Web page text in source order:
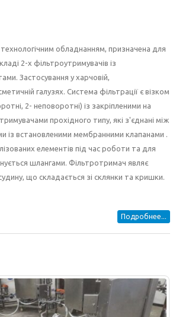
технологічним обладнанням, призначена для
2-х фільтроутримувачів із
Застосування у харчовій,
галузях. Система фільтрації є візком
2- неповоротні) із закріпленими на
прохідного типу, які з'єднані між
із встановленими мембранними клапанами .
елементів під час роботи та для
шлангами. Фільтротримач являє
що складається зі склянки та кришки.
Подробнее...